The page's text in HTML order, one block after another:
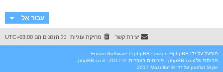
עבור אל
כל הזמנים הם UTC+03:00 מחיקת עוגיות יצירת קשר
מופעל על ידי phpBB
® Forum Software © phpBB Limited
מבוסס על phpBB.co.il - פורומים בעברית
. © 2017 - phpBB.co.il.
Style
proflat על ידי © Mazeltof